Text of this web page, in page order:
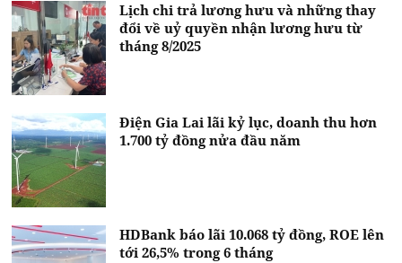
Lịch chi trả lương hưu và những thay
đổi về uỷ quyền nhận lương hưu từ
tháng 8/2025
Điện Gia Lai lãi kỷ lục, doanh thu hơn
1.700 tỷ đồng nửa đầu năm
HDBank báo lãi 10.068 tỷ đồng, ROE lên
tới 26,5% trong 6 tháng